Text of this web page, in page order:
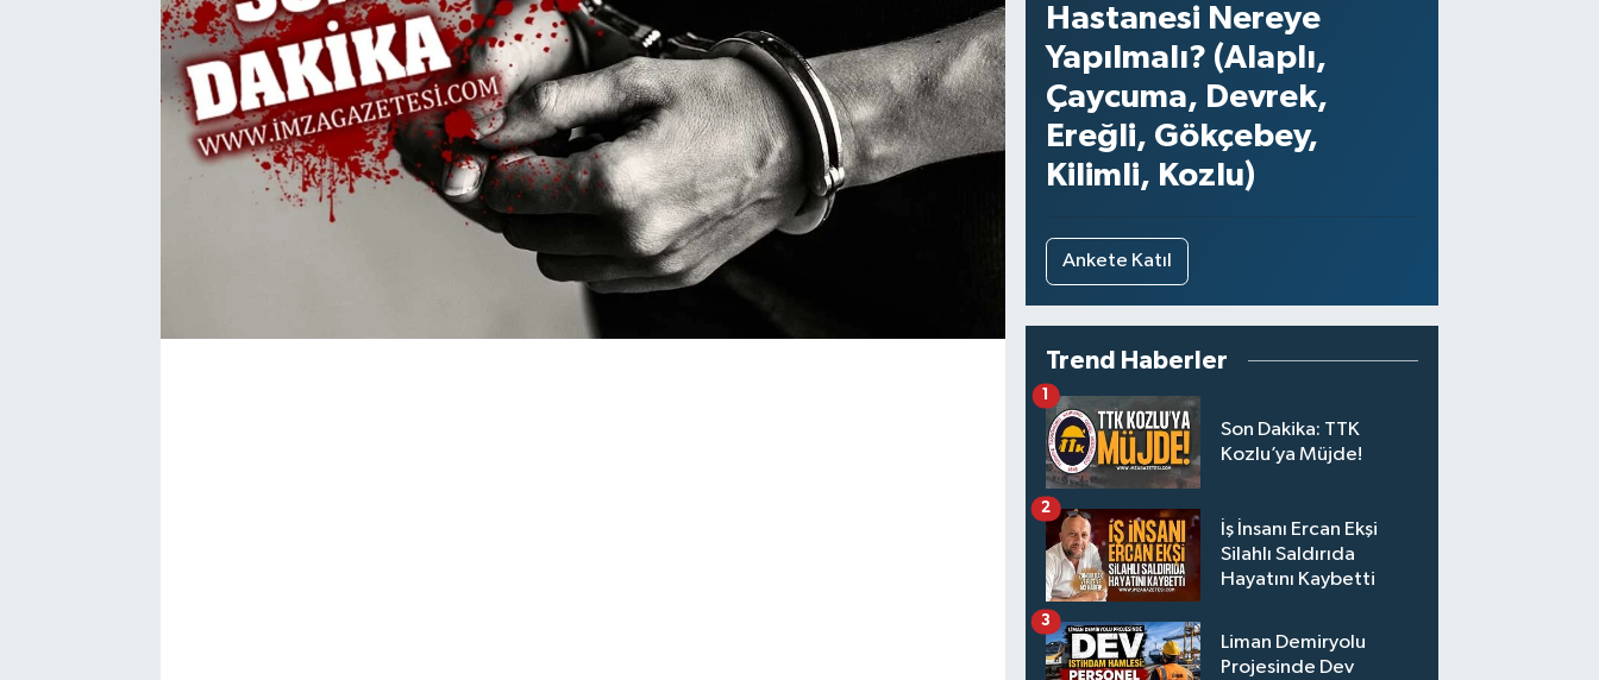
Hastanesi Nereye
Yapılmalı? (Alaplı,
Çaycuma, Devrek,
Ereğli, Gökçebey,
Kilimli, Kozlu)
Ankete Katıl
Trend Haberler
Son Dakika: TTK
Kozlu’ya Müjde!
1
İş İnsanı Ercan Ekşi
Silahlı Saldırıda
Hayatını Kaybetti
2
Liman Demiryolu
Projesinde Dev
3